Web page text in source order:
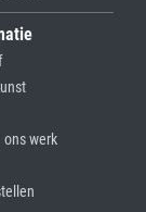
ons werk